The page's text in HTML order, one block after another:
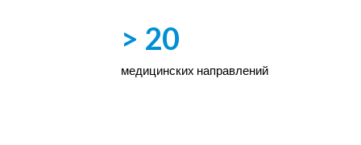
> 20
медицинских направлений